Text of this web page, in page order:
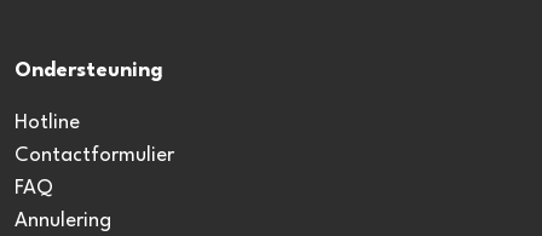
Ondersteuning
Hotline
Contactformulier
FAQ
Annulering